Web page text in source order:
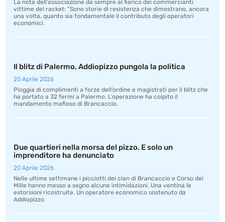
La nota dell’associazione da sempre al fianco dei commercianti
vittime del racket: “Sono storie di resistenza che dimostrano, ancora
una volta, quanto sia fondamentale il contributo degli operatori
economici.
Il blitz di Palermo, Addiopizzo pungola la politica
20 Aprile 2026
Pioggia di complimenti a forze dell’ordine e magistrati per il blitz che
ha portato a 32 fermi a Palermo. L’operazione ha colpito il
mandamento mafioso di Brancaccio.
Due quartieri nella morsa del pizzo. E solo un
imprenditore ha denunciato
20 Aprile 2026
Nelle ultime settimane i picciotti dei clan di Brancaccio e Corso dei
Mille hanno messo a segno alcune intimidazioni. Una ventina le
estorsioni ricostruite. Un operatore economico sostenuto da
Addiopizzo